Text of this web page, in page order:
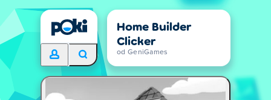
Home Builder
Clicker
od GeniGames